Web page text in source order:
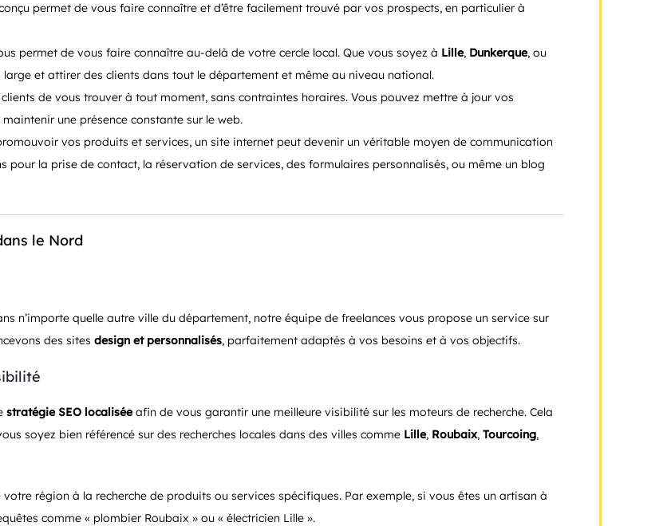
permet de vous faire connaître et d’être facilement trouvé par vos prospects, en particulier à
permet de vous faire connaître au-delà de votre cercle local. Que vous soyez à Lille, Dunkerque, ou
large et attirer des clients dans tout le département et même au niveau national.
de vous trouver à tout moment, sans contraintes horaires. Vous pouvez mettre à jour vos
une présence constante sur le web.
vos produits et services, un site internet peut devenir un véritable moyen de communication
pour la prise de contact, la réservation de services, des formulaires personnalisés, ou même un blog
le Nord
n’importe quelle autre ville du département, notre équipe de freelances vous propose un service sur
des sites design et personnalisés, parfaitement adaptés à vos besoins et à vos objectifs.
stratégie SEO localiséeafin de vous garantir une meilleure visibilité sur les moteurs de recherche. Cela
soyez bien référencé sur des recherches locales dans des villes comme Lille, Roubaix, Tourcoing,
région à la recherche de produits ou services spécifiques. Par exemple, si vous êtes un artisan à
comme « plombier Roubaix » ou « électricien Lille ».